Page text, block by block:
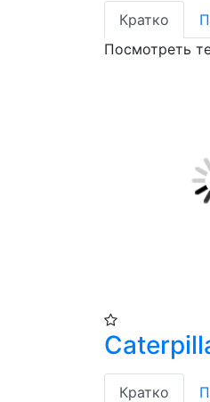
Кратко
Посмотреть
Кратко